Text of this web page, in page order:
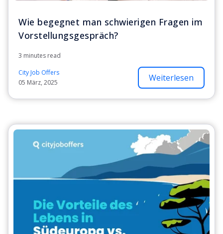
Wie begegnet man schwierigen Fragen im
Vorstellungsgespräch?
3 minutes read
City Job Offers
05 März, 2025
Weiterlesen